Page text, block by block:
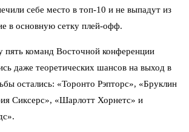
себе место в топ-10 и не выпадут из
в основную сетку плей-офф.
пять команд Восточной конференции
даже теоретических шансов на выход в
остались: «Торонто Рэпторс», «Бруклин
Сиксерс», «Шарлотт Хорнетс» и